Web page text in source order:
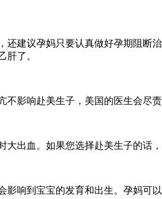
还建议孕妈只要认真做好孕期阻断
肝了。
不影响赴美生子，美国的医生会尽
大出血。如果您选择赴美生子的话
响到宝宝的发育和出生。孕妈可